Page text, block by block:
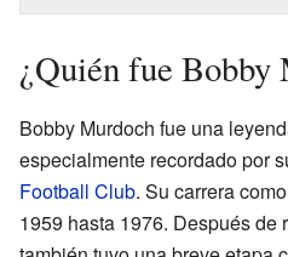
¿Quién fue Bobby
Bobby Murdoch fue una
especialmente recordado por
Football Club. Su carrera
1959 hasta 1976. Después de